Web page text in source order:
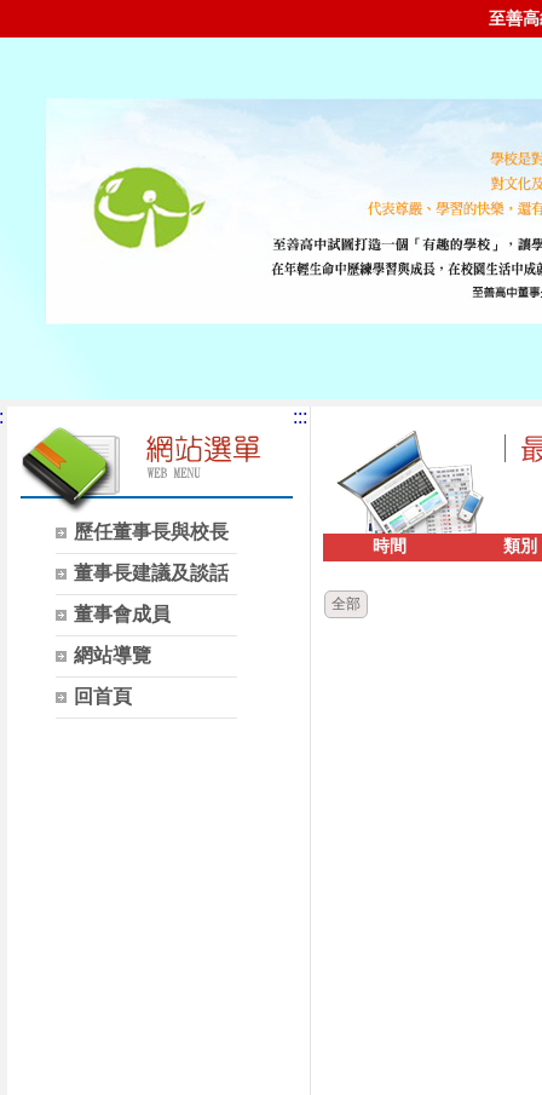
至善
歷任董事長與校長
董事長建議及談話
董事會成員
網站導覽
回首頁
:::
時間 類別
全部